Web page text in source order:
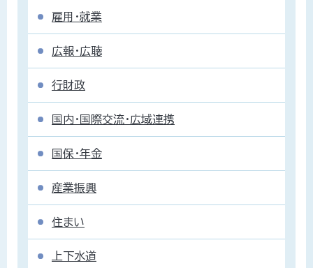
雇用・就業
広報・広聴
行財政
国内・国際交流・広域連携
国保・年金
産業振興
住まい
上下水道